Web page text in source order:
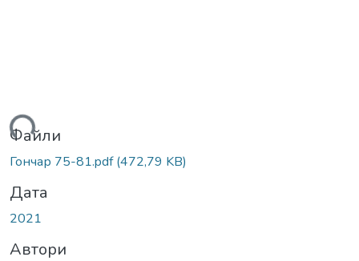
Файли
Гончар 75-81.pdf(472,79 KB)
Дата
2021
Автори